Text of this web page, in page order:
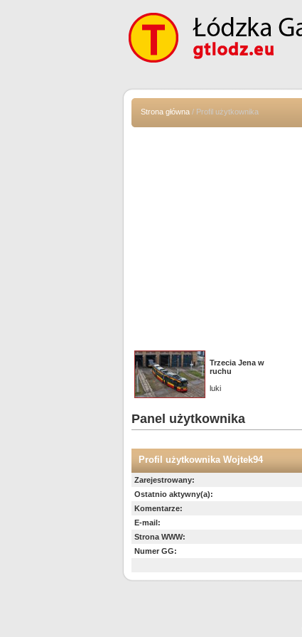
Strona główna / Profil użytkownika
Trzecia Jena w
ruchu
luki
Panel użytkownika
Profil użytkownika Wojtek94
Zarejestrowany:
Ostatnio aktywny(a):
Komentarze:
E-mail:
Strona WWW:
Numer GG: